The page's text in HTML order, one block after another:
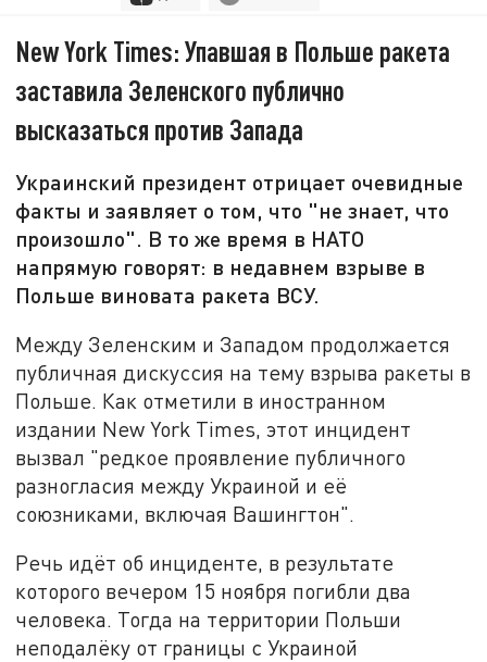
New York Times: Упавшая в Польше ракета
заставила Зеленского публично
высказаться против Запада
Украинский президент отрицает очевидные
факты и заявляет о том, что "не знает, что
произошло". В то же время в НАТО
напрямую говорят: в недавнем взрыве в
Польше виновата ракета ВСУ.
Между Зеленским и Западом продолжается
публичная дискуссия на тему взрыва ракеты в
Польше. Как отметили в иностранном
издании New York Times, этот инцидент
вызвал "редкое проявление публичного
разногласия между Украиной и её
союзниками, включая Вашингтон".
Речь идёт об инциденте, в результате
которого вечером 15 ноября погибли два
человека. Тогда на территории Польши
неподалёку от границы с Украиной